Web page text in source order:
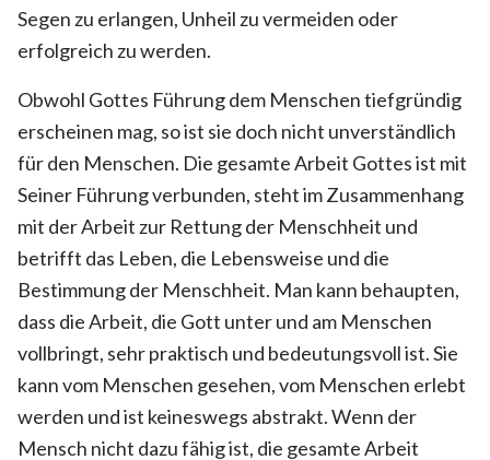
Segen zu erlangen, Unheil zu vermeiden oder
erfolgreich zu werden.
Obwohl Gottes Führung dem Menschen tiefgründig
erscheinen mag, so ist sie doch nicht unverständlich
für den Menschen. Die gesamte Arbeit Gottes ist mit
Seiner Führung verbunden, steht im Zusammenhang
mit der Arbeit zur Rettung der Menschheit und
betrifft das Leben, die Lebensweise und die
Bestimmung der Menschheit. Man kann behaupten,
dass die Arbeit, die Gott unter und am Menschen
vollbringt, sehr praktisch und bedeutungsvoll ist. Sie
kann vom Menschen gesehen, vom Menschen erlebt
werden und ist keineswegs abstrakt. Wenn der
Mensch nicht dazu fähig ist, die gesamte Arbeit